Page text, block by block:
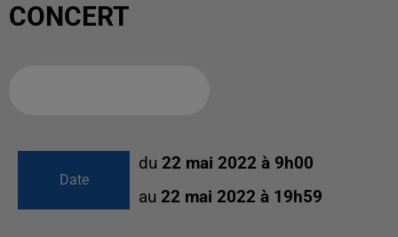
CONCERT
Date
du 22 mai 2022 à 9h00
au 22 mai 2022 à 19h59